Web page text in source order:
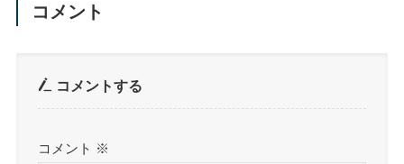
コメント
コメントする
コメント ※